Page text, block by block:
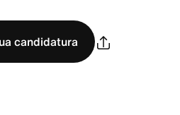
candidatura